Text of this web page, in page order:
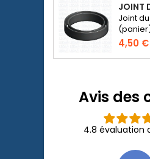
Joint
externe
4,50 €
Avis des
4.8 évaluation